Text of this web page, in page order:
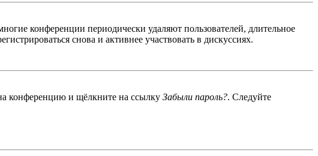
конференции периодически удаляют пользователей, длительное
снова и активнее участвовать в дискуссиях.
конференцию и щёлкните на ссылку Забыли пароль?. Следуйте